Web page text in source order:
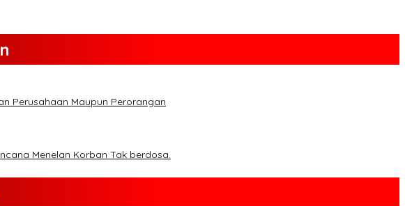
Perusahaan Maupun Perorangan
Menelan Korban Tak berdosa.